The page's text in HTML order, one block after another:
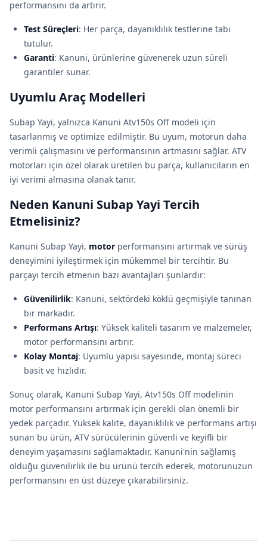
performansını da artırır.
Test Süreçleri: Her parça, dayanıklılık testlerine tabi
tutulur.
Garanti: Kanuni, ürünlerine güvenerek uzun süreli
garantiler sunar.
Uyumlu Araç Modelleri
Subap Yayi, yalnızca Kanuni Atv150s Off modeli için
tasarlanmış ve optimize edilmiştir. Bu uyum, motorun daha
verimli çalışmasını ve performansının artmasını sağlar. ATV
motorları için özel olarak üretilen bu parça, kullanıcıların en
iyi verimi almasına olanak tanır.
Neden Kanuni Subap Yayi Tercih
Etmelisiniz?
Kanuni Subap Yayi, motor performansını artırmak ve sürüş
deneyimini iyileştirmek için mükemmel bir tercihtir. Bu
parçayı tercih etmenin bazı avantajları şunlardır:
Güvenilirlik: Kanuni, sektördeki köklü geçmişiyle tanınan
bir markadır.
Performans Artışı: Yüksek kaliteli tasarım ve malzemeler,
motor performansını artırır.
Kolay Montaj: Uyumlu yapısı sayesinde, montaj süreci
basit ve hızlıdır.
Sonuç olarak, Kanuni Subap Yayi, Atv150s Off modelinin
motor performansını artırmak için gerekli olan önemli bir
yedek parçadır. Yüksek kalite, dayanıklılık ve performans artışı
sunan bu ürün, ATV sürücülerinin güvenli ve keyifli bir
deneyim yaşamasını sağlamaktadır. Kanuni'nin sağlamış
olduğu güvenilirlik ile bu ürünü tercih ederek, motorunuzun
performansını en üst düzeye çıkarabilirsiniz.